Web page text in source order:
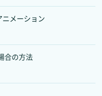
メーション
合の方法